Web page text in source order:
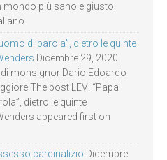
mondo più sano e giusto
di parola”, dietro le quinte
Dicembre 29, 2020
monsignor Dario Edoardo
The post LEV: “Papa
dietro le quinte
appeared first on
cardinalizio Dicembre